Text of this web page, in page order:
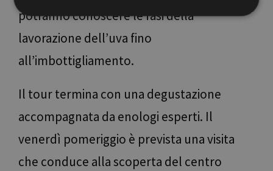
potranno conoscere le fasi della
lavorazione dell’uva fino
all’imbottigliamento.
Il tour termina con una degustazione
accompagnata da enologi esperti. Il
venerdì pomeriggio è prevista una visita
che conduce alla scoperta del centro
Strettamente necessari
Targeting
Funzionalità
funzionalità principali del sito web come l'accesso
dell'utente e la gestione dell'account. Il sito web non
può essere utilizzato correttamente senza i cookie
strettamente necessari.
Nome
Provider / Dominio Scadenza
[abcdef0123456789]
{32}
www.bolzano-
bozen.it